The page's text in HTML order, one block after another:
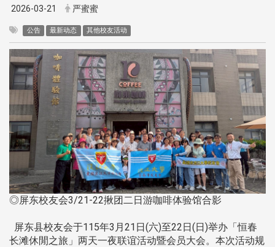
2026-03-21 严蜜蜜
公告 最新动态 其他校友活动
◎屏东校友会3/21-22揪团二日游咖啡体验馆合影
屏东县校友会于115年3月21日(六)至22日(日)举办「恒春
长滩休閒之旅」两天一夜联谊活动暨会员大会。本次活动规